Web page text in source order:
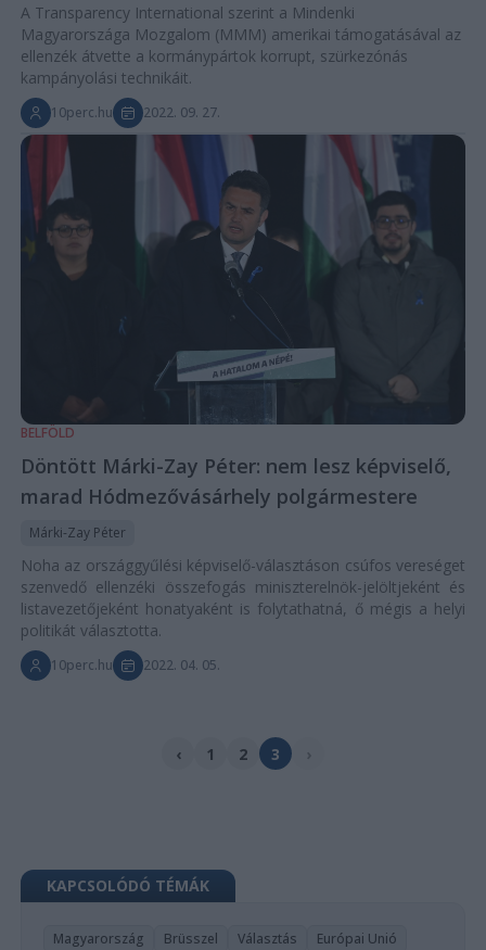
A Transparency International szerint a Mindenki
Magyarországa Mozgalom (MMM) amerikai támogatásával az
ellenzék átvette a kormánypártok korrupt, szürkezónás
kampányolási technikáit.
10perc.hu 2022. 09. 27.
BELFÖLD
Döntött Márki-Zay Péter: nem lesz képviselő,
marad Hódmezővásárhely polgármestere
Márki-Zay Péter
Noha az országgyűlési képviselő-választáson csúfos vereséget
szenvedő ellenzéki összefogás miniszterelnök-jelöltjeként és
listavezetőjeként honatyaként is folytathatná, ő mégis a helyi
politikát választotta.
10perc.hu 2022. 04. 05.
‹ 1 2 3 ›
KAPCSOLÓDÓ TÉMÁK
Magyarország Brüsszel Választás
Európai Unió